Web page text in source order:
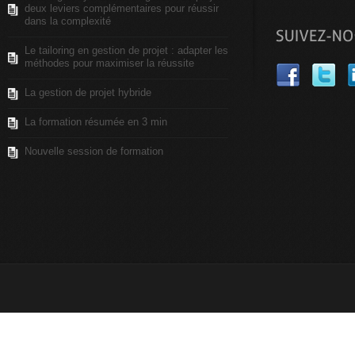
deux leviers complémentaires pour réussir
dans la complexité
Le tailoring en gestion de projet : adapter les
méthodes pour maximiser la réussite
La gestion de projet hybride
La formation résumée en 3 min
Nouvelle session de formation